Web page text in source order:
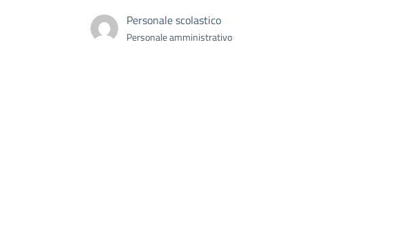
Personale scolastico
Personale amministrativo